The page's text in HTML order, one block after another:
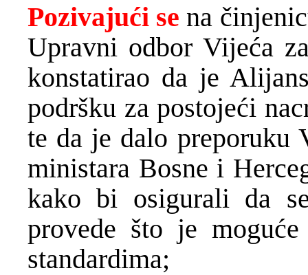
Pozivajući se na
Upravni odbor Vijeća
konstatirao da je
podršku za postojeći
te da je dalo preporuku
ministara Bosne i
kako bi osigurali da
provede što je
standardima;